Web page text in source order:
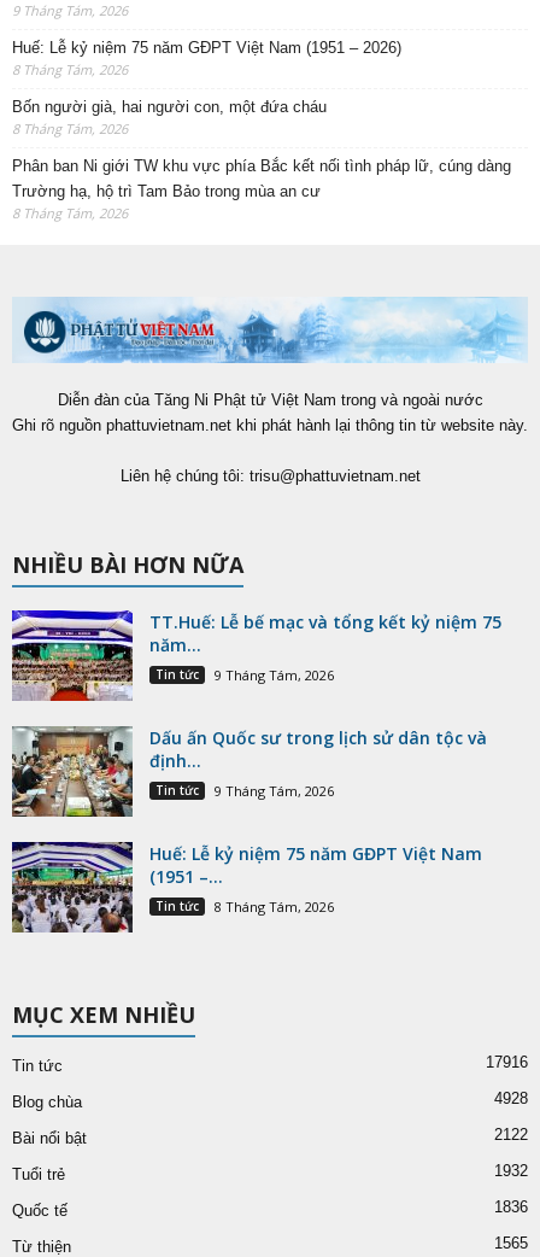
9 Tháng Tám, 2026
Huế: Lễ kỷ niệm 75 năm GĐPT Việt Nam (1951 – 2026)
8 Tháng Tám, 2026
Bốn người già, hai người con, một đứa cháu
8 Tháng Tám, 2026
Phân ban Ni giới TW khu vực phía Bắc kết nối tình pháp lữ, cúng dàng
Trường hạ, hộ trì Tam Bảo trong mùa an cư
8 Tháng Tám, 2026
Diễn đàn của Tăng Ni Phật tử Việt Nam trong và ngoài nước
Ghi rõ nguồn phattuvietnam.net khi phát hành lại thông tin từ website này.
Liên hệ chúng tôi: trisu@phattuvietnam.net
NHIỀU BÀI HƠN NỮA
TT.Huế: Lễ bế mạc và tổng kết kỷ niệm 75
năm...
Tin tức 9 Tháng Tám, 2026
Dấu ấn Quốc sư trong lịch sử dân tộc và
định...
Tin tức 9 Tháng Tám, 2026
Huế: Lễ kỷ niệm 75 năm GĐPT Việt Nam
(1951 –...
Tin tức 8 Tháng Tám, 2026
MỤC XEM NHIỀU
Tin tức 17916
Blog chùa 4928
Bài nổi bật 2122
Tuổi trẻ 1932
Quốc tế 1836
Từ thiện 1565